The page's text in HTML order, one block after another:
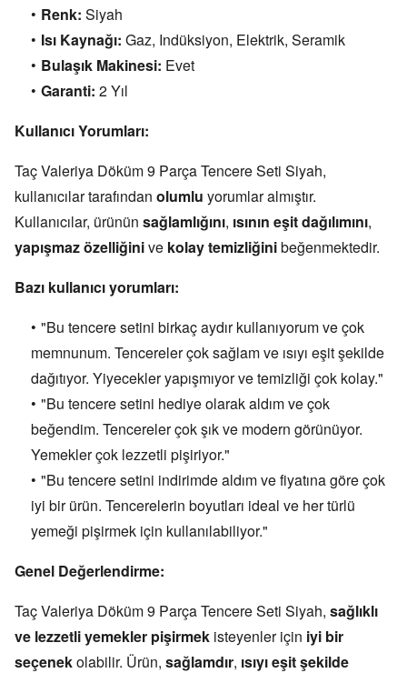
Renk: Siyah
Isı Kaynağı: Gaz, Indüksiyon, Elektrik, Seramik
Bulaşık Makinesi: Evet
Garanti: 2 Yıl
Kullanıcı Yorumları:
Taç Valeriya Döküm 9 Parça Tencere Seti Siyah,
kullanıcılar tarafından olumlu yorumlar almıştır.
Kullanıcılar, ürünün sağlamlığını, ısının eşit dağılımını,
yapışmaz özelliğinive kolay temizliğinibeğenmektedir.
Bazı kullanıcı yorumları:
"Bu tencere setini birkaç aydır kullanıyorum ve çok
memnunum. Tencereler çok sağlam ve ısıyı eşit şekilde
dağıtıyor. Yiyecekler yapışmıyor ve temizliği çok kolay."
"Bu tencere setini hediye olarak aldım ve çok
beğendim. Tencereler çok şık ve modern görünüyor.
Yemekler çok lezzetli pişiriyor."
"Bu tencere setini indirimde aldım ve fiyatına göre çok
iyi bir ürün. Tencerelerin boyutları ideal ve her türlü
yemeği pişirmek için kullanılabiliyor."
Genel Değerlendirme:
Taç Valeriya Döküm 9 Parça Tencere Seti Siyah, sağlıklı
ve lezzetli yemekler pişirmek isteyenler için iyi bir
seçenekolabilir. Ürün, sağlamdır, ısıyı eşit şekilde